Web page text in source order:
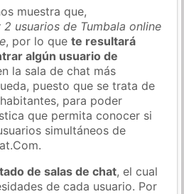
muestra que,
2 usuarios de Tumbala online
, por lo quete resultará
algún usuario de
la sala de chat más
puesto que se trata de
para poder
que permita conocer si
simultáneos de
de salas de chat, el cual
de cada usuario. Por